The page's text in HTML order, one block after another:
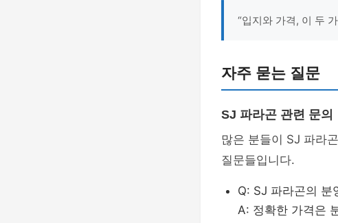
“입지와 가격, 이 두
자주 묻는 질문
SJ 파라곤 관련 문의
많은 분들이 SJ 파라
질문들입니다.
Q: SJ 파라곤의 분
A: 정확한 가격은